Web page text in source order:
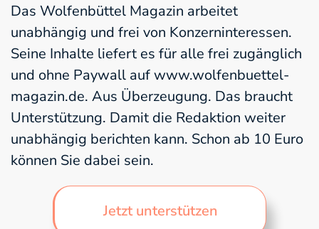
Das Wolfenbüttel Magazin arbeitet
unabhängig und frei von Konzerninteressen.
Seine Inhalte liefert es für alle frei zugänglich
und ohne Paywall auf www.wolfenbuettel-
magazin.de. Aus Überzeugung. Das braucht
Unterstützung. Damit die Redaktion weiter
unabhängig berichten kann. Schon ab 10 Euro
können Sie dabei sein.
Jetzt unterstützen